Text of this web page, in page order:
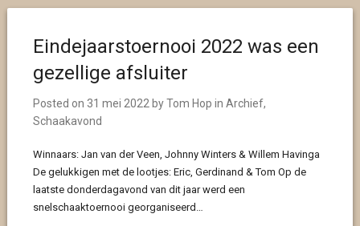
Eindejaarstoernooi 2022 was een
gezellige afsluiter
Posted on 31 mei 2022 byTom Hop in Archief,
Schaakavond
Winnaars: Jan van der Veen, Johnny Winters & Willem Havinga
De gelukkigen met de lootjes: Eric, Gerdinand & Tom Op de
laatste donderdagavond van dit jaar werd een
snelschaaktoernooi georganiseerd…